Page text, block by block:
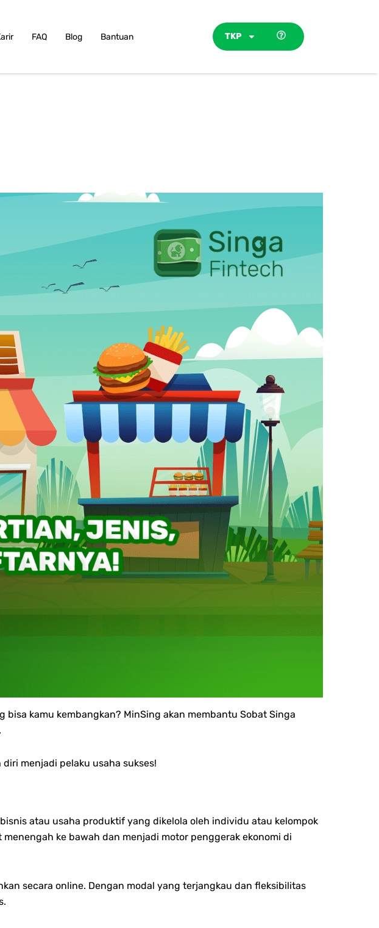
FAQ Blog Bantuan TKP
kamu kembangkan? MinSing akan membantu Sobat Singa
menjadi pelaku usaha sukses!
atau usaha produktif yang dikelola oleh individu atau kelompok
ke bawah dan menjadi motor penggerak ekonomi di
secara online. Dengan modal yang terjangkau dan fleksibilitas